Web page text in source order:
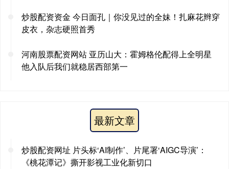
炒股配资资金 今日面孔｜你没见过的全妹！扎麻花辫穿
皮衣，杂志硬照首秀
河南股票配资网站 亚历山大：霍姆格伦配得上全明星
他入队后我们就稳居西部第一
最新文章
炒股配资网址 片头标‘AI制作’、片尾署‘AIGC导演’：
《桃花潭记》撕开影视工业化新切口